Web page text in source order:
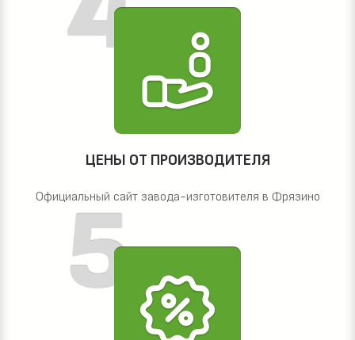
ЦЕНЫ ОТ ПРОИЗВОДИТЕЛЯ
Официальный сайт завода-изготовителя в Фрязино